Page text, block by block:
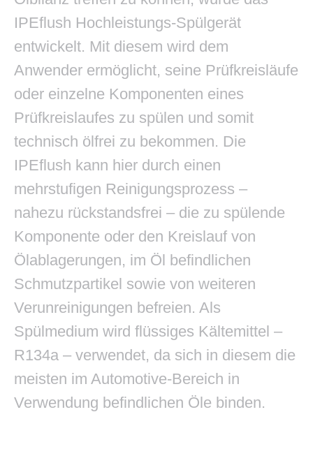
IPEflush Hochleistungs-Spülgerät
entwickelt. Mit diesem wird dem
Anwender ermöglicht, seine Prüfkreisläufe
oder einzelne Komponenten eines
Prüfkreislaufes zu spülen und somit
technisch ölfrei zu bekommen. Die
IPEflush kann hier durch einen
mehrstufigen Reinigungsprozess –
nahezu rückstandsfrei – die zu spülende
Komponente oder den Kreislauf von
Ölablagerungen, im Öl befindlichen
Schmutzpartikel sowie von weiteren
Verunreinigungen befreien. Als
Spülmedium wird flüssiges Kältemittel –
R134a – verwendet, da sich in diesem die
meisten im Automotive-Bereich in
Verwendung befindlichen Öle binden.